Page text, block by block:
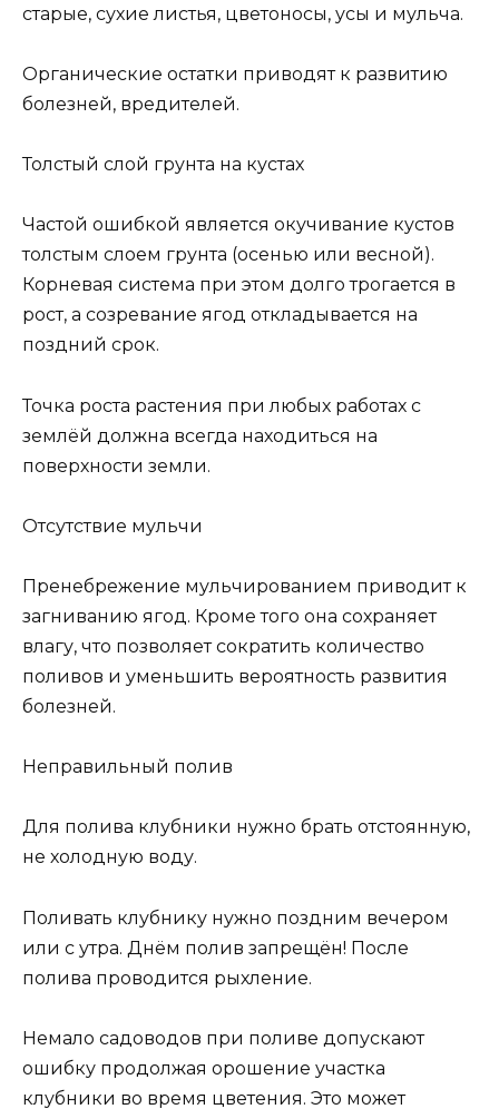
старые, сухие листья, цветоносы, усы и мульча.
Органические остатки приводят к развитию
болезней, вредителей.
Толстый слой грунта на кустах
Частой ошибкой является окучивание кустов
толстым слоем грунта (осенью или весной).
Корневая система при этом долго трогается в
рост, а созревание ягод откладывается на
поздний срок.
Точка роста растения при любых работах с
землёй должна всегда находиться на
поверхности земли.
Отсутствие мульчи
Пренебрежение мульчированием приводит к
загниванию ягод. Кроме того она сохраняет
влагу, что позволяет сократить количество
поливов и уменьшить вероятность развития
болезней.
Неправильный полив
Для полива клубники нужно брать отстоянную,
не холодную воду.
Поливать клубнику нужно поздним вечером
или с утра. Днём полив запрещён! После
полива проводится рыхление.
Немало садоводов при поливе допускают
ошибку продолжая орошение участка
клубники во время цветения. Это может